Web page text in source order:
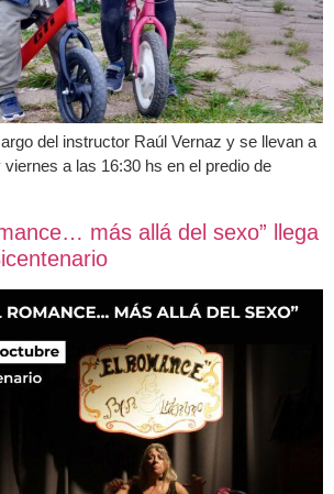
del instructor Raúl Vernaz y se llevan a
a las 16:30 hs en el predio de
más allá del sexo” llega